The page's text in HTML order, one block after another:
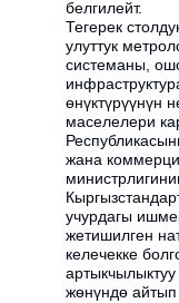
белгилейт.
Тегерек
улуттук
системаны,
өнүктүрүүнүн
маселелери
жана
учурдагы
жетишилген
келечекке
жөнүндө